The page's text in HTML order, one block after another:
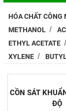
HÓA CHẤT CÔNG
METHANOL
ETHYL ACETATE
XYLENE
CỒN SÁT
ĐỘ